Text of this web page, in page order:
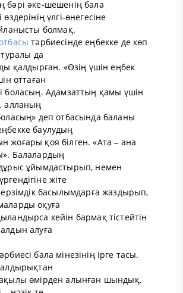
әке-шешенің бала
үлгі-өнегесіне
болмақ.
тәрбиесінде еңбекке де көп
да
қалдырған. «Өзің үшін еңбек
оттаған
боласың. Адамзаттың қамы үшін
алланың
деп отбасында баланы
баулудың
жоғары қоя білген. «Ата – ана
Балалардың
ұйымдастырып, немен
жіте
басылымдарға жаздырып,
оқуға
кейін бармақ тістейтін
алуға
бала мінезінің ірге тасы.
өмірден алынған шындық.